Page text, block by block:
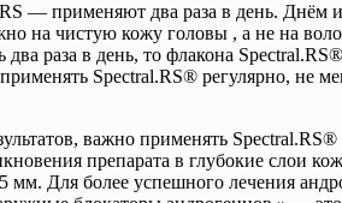
— применяют два раза в день. Днём
на чистую кожу головы , а не на
два раза в день,то флакона Spectral.RS
применять Spectral.RS®регулярно, не
,важно применять Spectral.RS®
препарата в глубокие слои
мм. Для более успешного лечения